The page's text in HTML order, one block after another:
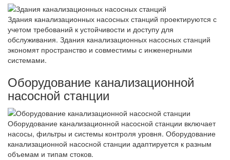
Здания канализационных насосных станций проектируются с
учетом требований к устойчивости и доступу для
обслуживания. Здания канализационных насосных станций
экономят пространство и совместимы с инженерными
системами.
Оборудование канализационной
насосной станции
Оборудование канализационной насосной станции включает
насосы, фильтры и системы контроля уровня. Оборудование
канализационной насосной станции адаптируется к разным
объемам и типам стоков.